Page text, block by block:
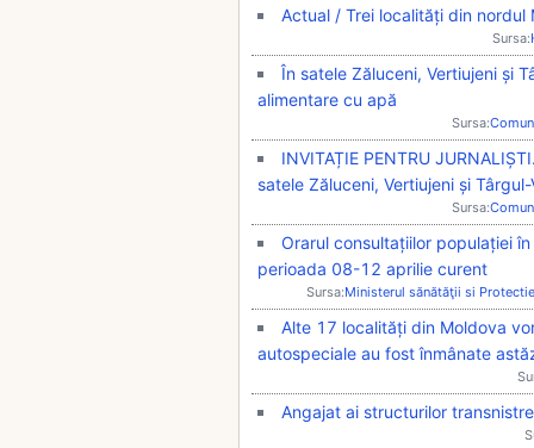
Actual / Trei localități din
Sursa:
În satele Zăluceni, Vertiujeni și
alimentare cu apă
Sursa:
INVITAȚIE PENTRU
satele Zăluceni, Vertiujeni și
Sursa:
Orarul consultațiilor populației
perioada 08-12 aprilie curent
Sursa:Ministerul sănătăţii si
Alte 17 localități din Moldova
autospeciale au fost înmânate
Angajat ai structurilor